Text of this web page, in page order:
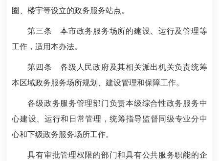
圈、楼宇等设立的政务服务站点。
第三条 本市政务服务场所的建设、运行及管理等
工作，适用本办法。
第四条 各级人民政府及其相关派出机关负责统筹
本区域政务服务场所规划、建设管理和保障工作。
各级政务服务管理部门负责本级综合性政务服务中
心建设、运行和日常管理，统筹指导监督同级专业分中
心和下级政务服务场所工作。
具有审批管理权限的部门和具有公共服务职能的企